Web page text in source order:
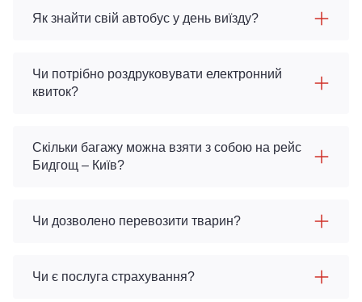
Як знайти свій автобус у день виїзду?
Чи потрібно роздруковувати електронний
квиток?
Скільки багажу можна взяти з собою на рейс
Бидгощ – Київ?
Чи дозволено перевозити тварин?
Чи є послуга страхування?